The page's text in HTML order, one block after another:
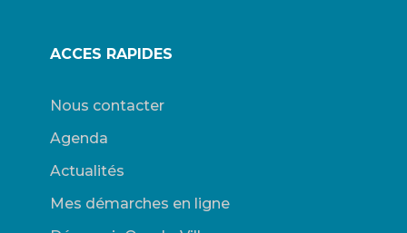
ACCES RAPIDES
Nous contacter
Agenda
Actualités
Mes démarches en ligne